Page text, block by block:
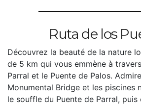
Ruta de los
Découvrez la beauté de la nature
de 5 km qui vous emmène à
Parral et le Puente de Palos.
Monumental Bridge et les piscines
le souffle du Puente de Parral,